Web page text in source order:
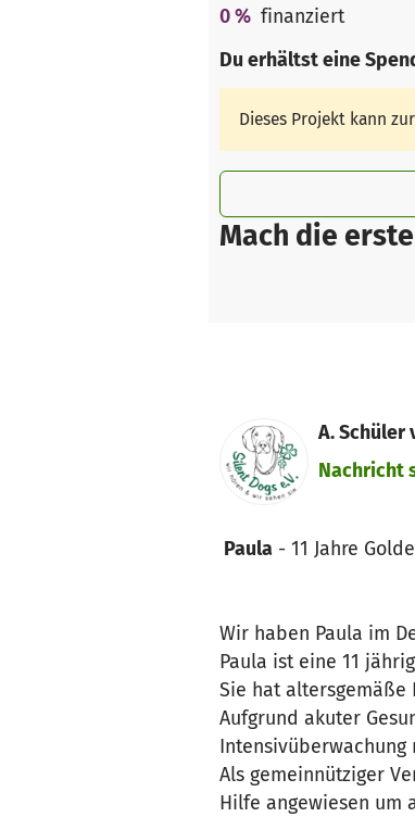
Mach die
0% finanziert
Du erhältst eine
Dieses Projekt kann
A. Schüler
Nachricht
Paula - 11 Jahre
Wir haben Paula im
Paula ist eine 11
Sie hat altersgemäße
Aufgrund akuter
Intensivüberwachung
Als gemeinnütziger
Hilfe angewiesen um